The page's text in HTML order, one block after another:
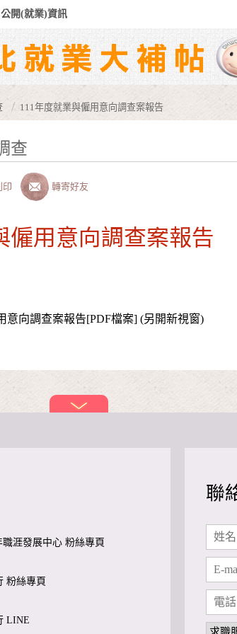
公開(就業)資訊
111年度就業與僱用意向調查案報告
查
印 轉寄好友
僱用意向調查案報告
意向調查案報告[PDF檔案] (另開新視窗)
涯發展中心 粉絲專頁
粉絲專頁
LINE
聯